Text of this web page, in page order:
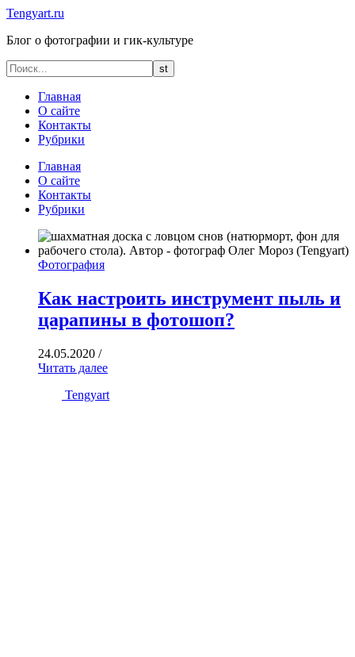
Tengyart.ru
Блог о фотографии и гик-культуре
Главная
О сайте
Контакты
Рубрики
Главная
О сайте
Контакты
Рубрики
Фотография
Как настроить инструмент пыль и
царапины в фотошоп?
24.05.2020 /
Читать далее
Tengyart